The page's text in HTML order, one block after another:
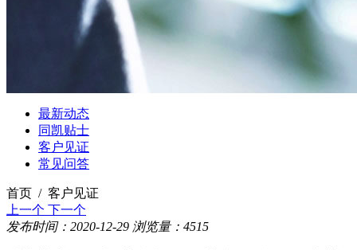
最新动态
同凯贴士
客户见证
常见问答
首页 / 客户见证
上一个 下一个
发布时间：2020-12-29 浏览量：4515